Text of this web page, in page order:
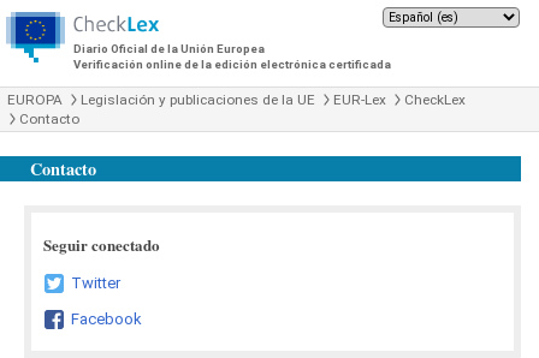
Diario Oficial de la Unión Europea
Verificación online de la edición electrónica certificada
EUROPA Legislación y publicaciones de la UE EUR-Lex
CheckLex
Contacto
Contacto
Seguir conectado
Twitter
Facebook